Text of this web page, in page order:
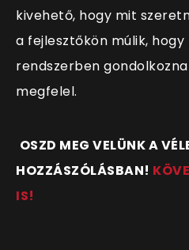
kivehető, hogy mit
a fejlesztőkön múlik,
rendszerben
megfelel.
OSZD MEG VELÜNK A
HOZZÁSZÓLÁSBAN!
IS!